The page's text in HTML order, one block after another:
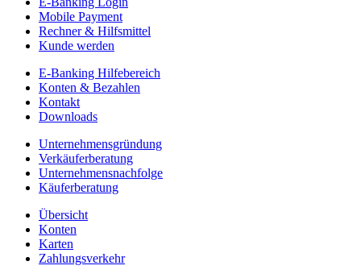
Mobile Payment
Rechner & Hilfsmittel
Kunde werden
E-Banking Hilfebereich
Konten & Bezahlen
Kontakt
Downloads
Unternehmensgründung
Verkäuferberatung
Unternehmensnachfolge
Käuferberatung
Übersicht
Konten
Karten
Zahlungsverkehr